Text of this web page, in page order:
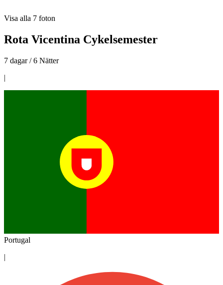
Visa alla 7 foton
Rota Vicentina Cykelsemester
7 dagar / 6 Nätter
|
Portugal
|